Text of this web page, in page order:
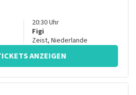
20:30Uhr
Figi
Zeist, Niederlande
ANZEIGEN